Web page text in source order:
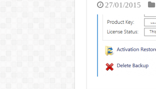
27/01/2015